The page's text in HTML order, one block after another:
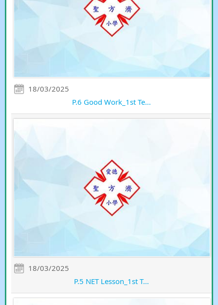
18/03/2025
P.6 Good Work_1st Te...
18/03/2025
P.5 NET Lesson_1st T...